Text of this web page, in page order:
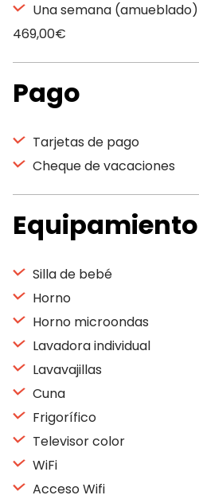
Una semana
469,00€
Pago
Tarjetas de pago
Cheque de vacaciones
Silla de bebé
Horno
Horno microondas
Lavadora individual
Lavavajillas
Cuna
Frigorífico
Televisor color
WiFi
Acceso Wifi